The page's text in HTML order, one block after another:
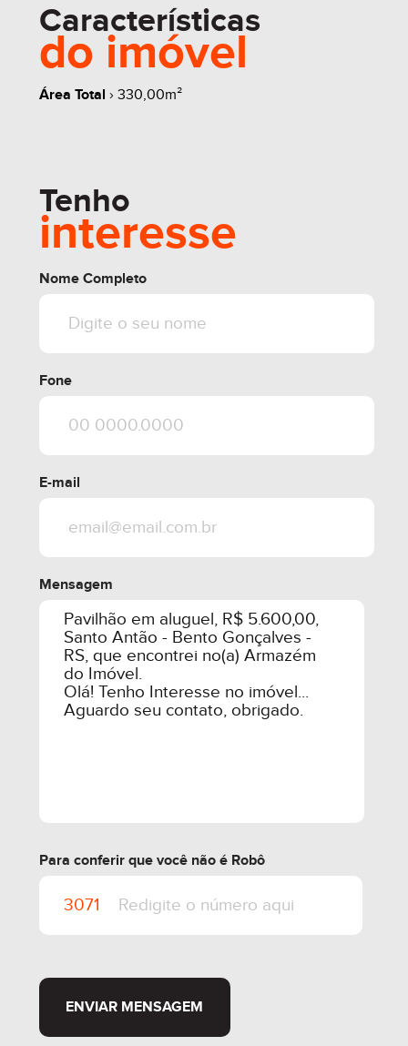
share
Características
do imóvel
Área Total › 330,00m²
Tenho
interesse
Nome Completo
Fone
E-mail
Mensagem
Para conferir que você não é Robô
ENVIAR MENSAGEM